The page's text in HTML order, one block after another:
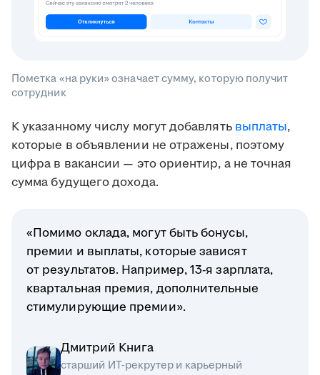
Пометка «на руки» означает сумму, которую получит
сотрудник
К указанному числу могут добавлять выплаты,
которые в объявлении не отражены, поэтому
цифра в вакансии — это ориентир, а не точная
сумма будущего дохода.
«Помимо оклада, могут быть бонусы,
премии и выплаты, которые зависят
от результатов. Например, 13-я зарплата,
квартальная премия, дополнительные
стимулирующие премии».
Дмитрий Книга
старший ИТ-рекрутер и карьерный